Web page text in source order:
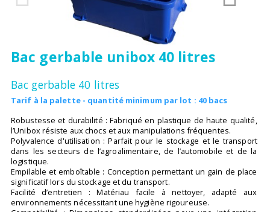
Bac gerbable unibox 40 litres
Bac gerbable 40 litres
Tarif à la palette - quantité minimum par lot : 40 bacs
Robustesse et durabilité : Fabriqué en plastique de haute qualité,
l’Unibox résiste aux chocs et aux manipulations fréquentes.
Polyvalence d'utilisation : Parfait pour le stockage et le transport
dans les secteurs de l’agroalimentaire, de l’automobile et de la
logistique.
Empilable et emboîtable : Conception permettant un gain de place
significatif lors du stockage et du transport.
Facilité d’entretien : Matériau facile à nettoyer, adapté aux
environnements nécessitant une hygiène rigoureuse.